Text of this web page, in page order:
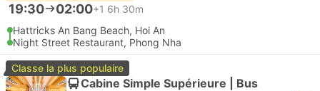
19:30 02:00+1 6h 30m
Hattricks An Bang Beach, Hoi An
Night Street Restaurant, Phong Nha
Classe la plus populaire
Cabine Simple Supérieure | Bus